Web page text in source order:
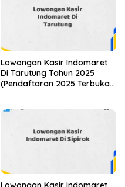
Lowongan Kasir Indomaret
Di Tarutung Tahun 2025
(Pendaftaran 2025 Terbuka